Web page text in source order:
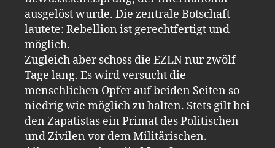
ausgelöst wurde. Die zentrale Botschaft
lautete: Rebellion ist gerechtfertigt und
möglich.
Zugleich aber schoss die EZLN nur zwölf
Tage lang. Es wird versucht die
menschlichen Opfer auf beiden Seiten so
niedrig wie möglich zu halten. Stets gilt bei
den Zapatistas ein Primat des Politischen
und Zivilen vor dem Militärischen.